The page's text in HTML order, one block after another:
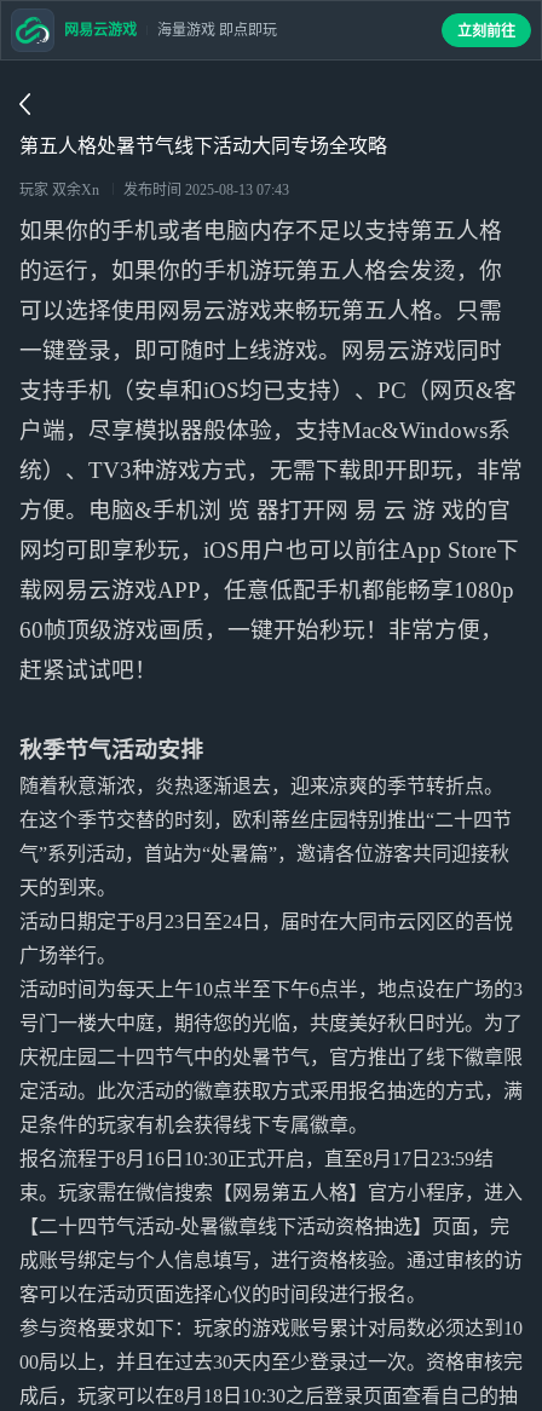
第五人格处暑节气线下活动大同专场全攻略
玩家 双余Xn 发布时间 2025-08-13 07:43
如果你的手机或者电脑内存不足以支持第五人格
的运行，如果你的手机游玩第五人格会发烫，你
可以选择使用网易云游戏来畅玩第五人格。只需
一键登录，即可随时上线游戏。网易云游戏同时
支持手机（安卓和iOS均已支持）、PC（网页&客
户端，尽享模拟器般体验，支持Mac&Windows系
统）、TV3种游戏方式，无需下载即开即玩，非常
方便。电脑&手机浏 览 器打开网 易 云 游 戏的官
网均可即享秒玩，iOS用户也可以前往App Store下
载网易云游戏APP，任意低配手机都能畅享1080p
60帧顶级游戏画质，一键开始秒玩！非常方便，
赶紧试试吧！
秋季节气活动安排
随着秋意渐浓，炎热逐渐退去，迎来凉爽的季节转折点。
在这个季节交替的时刻，欧利蒂丝庄园特别推出“二十四节
气”系列活动，首站为“处暑篇”，邀请各位游客共同迎接秋
天的到来。
活动日期定于8月23日至24日，届时在大同市云冈区的吾悦
广场举行。
活动时间为每天上午10点半至下午6点半，地点设在广场的3
号门一楼大中庭，期待您的光临，共度美好秋日时光。为了
庆祝庄园二十四节气中的处暑节气，官方推出了线下徽章限
定活动。此次活动的徽章获取方式采用报名抽选的方式，满
足条件的玩家有机会获得线下专属徽章。
报名流程于8月16日10:30正式开启，直至8月17日23:59结
束。玩家需在微信搜索【网易第五人格】官方小程序，进入
【二十四节气活动-处暑徽章线下活动资格抽选】页面，完
成账号绑定与个人信息填写，进行资格核验。通过审核的访
客可以在活动页面选择心仪的时间段进行报名。
参与资格要求如下：玩家的游戏账号累计对局数必须达到10
00局以上，并且在过去30天内至少登录过一次。资格审核完
成后，玩家可以在8月18日10:30之后登录页面查看自己的抽
网易云游戏 海量游戏 即点即玩 立刻前往